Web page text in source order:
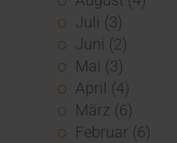
Juli (3)
Juni (2)
Mai (3)
April (4)
März (6)
Februar (6)